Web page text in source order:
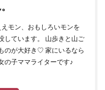
モン、おもしろいモンを
しています。 山歩きと山ご
のが大好き♡ 家にいるなら
の子ママライターです♪